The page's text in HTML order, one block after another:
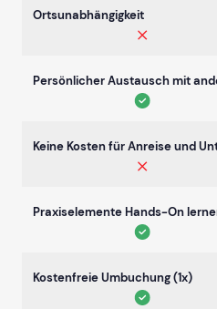
Ortsunabhängigkeit
Persönlicher Austausch mit
Keine Kosten für Anreise und
Praxiselemente Hands-On
Kostenfreie Umbuchung (1x)